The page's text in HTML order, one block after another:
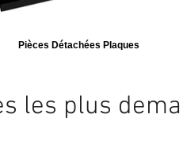
Pièces Détachées Plaques
les plus